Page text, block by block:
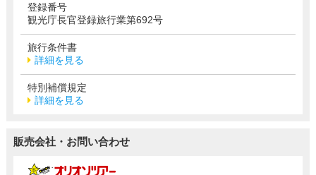
登録番号
観光庁長官登録旅行業第692号
旅行条件書
詳細を見る
特別補償規定
詳細を見る
販売会社・お問い合わせ